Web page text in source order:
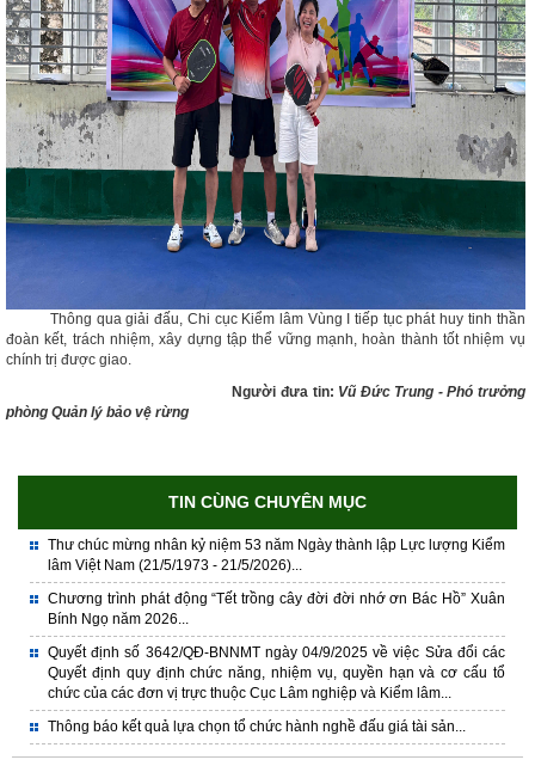
Thông qua giải đấu, Chi cục Kiểm lâm Vùng I tiếp tục phát huy tinh thần
đoàn kết, trách nhiệm, xây dựng tập thể vững mạnh, hoàn thành tốt nhiệm vụ
chính trị được giao.
Người đưa tin: Vũ Đức Trung - Phó trưởng
phòng Quản lý bảo vệ rừng
TIN CÙNG CHUYÊN MỤC
Thư chúc mừng nhân kỷ niệm 53 năm Ngày thành lập Lực lượng Kiểm
lâm Việt Nam (21/5/1973 - 21/5/2026)...
Chương trình phát động “Tết trồng cây đời đời nhớ ơn Bác Hồ” Xuân
Bính Ngọ năm 2026...
Quyết định số 3642/QĐ-BNNMT ngày 04/9/2025 về việc Sửa đổi các
Quyết định quy định chức năng, nhiệm vụ, quyền hạn và cơ cấu tổ
chức của các đơn vị trực thuộc Cục Lâm nghiệp và Kiểm lâm...
Thông báo kết quả lựa chọn tổ chức hành nghề đấu giá tài sản...